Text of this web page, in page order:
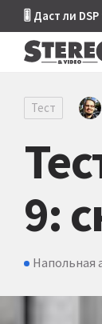
🎚 Даст ли
Тест
9:
Напольная